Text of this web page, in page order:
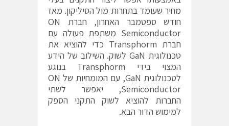
מחיר שעומד בתחרות מול הסיליקון. מאז
חודש ספטמבר האחרון, חברת ON
Semiconductor משתפת פעולה עם
חברת Transphorm כדי להוציא את
טכנולוגית GaN לשוק. השילוב של הידע
המצוי בידי Transphorm בנוגע
לטכנולוגית GaN, עם המומחיות של ON
Semiconductor, יאפשר לשתי
החברות להוציא לשוק התקני הספק
למימוש הדור הבא.